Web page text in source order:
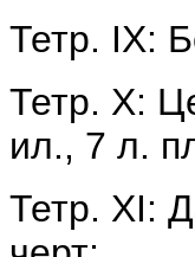
Тетр. IX:
Тетр. X:
ил., 7 л.
Тетр. XI: